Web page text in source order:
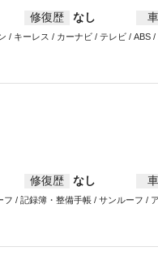
修復歴 なし
/ キーレス / カーナビ / テレビ / ABS
修復歴 なし
/ 記録簿・整備手帳 / サンルーフ /